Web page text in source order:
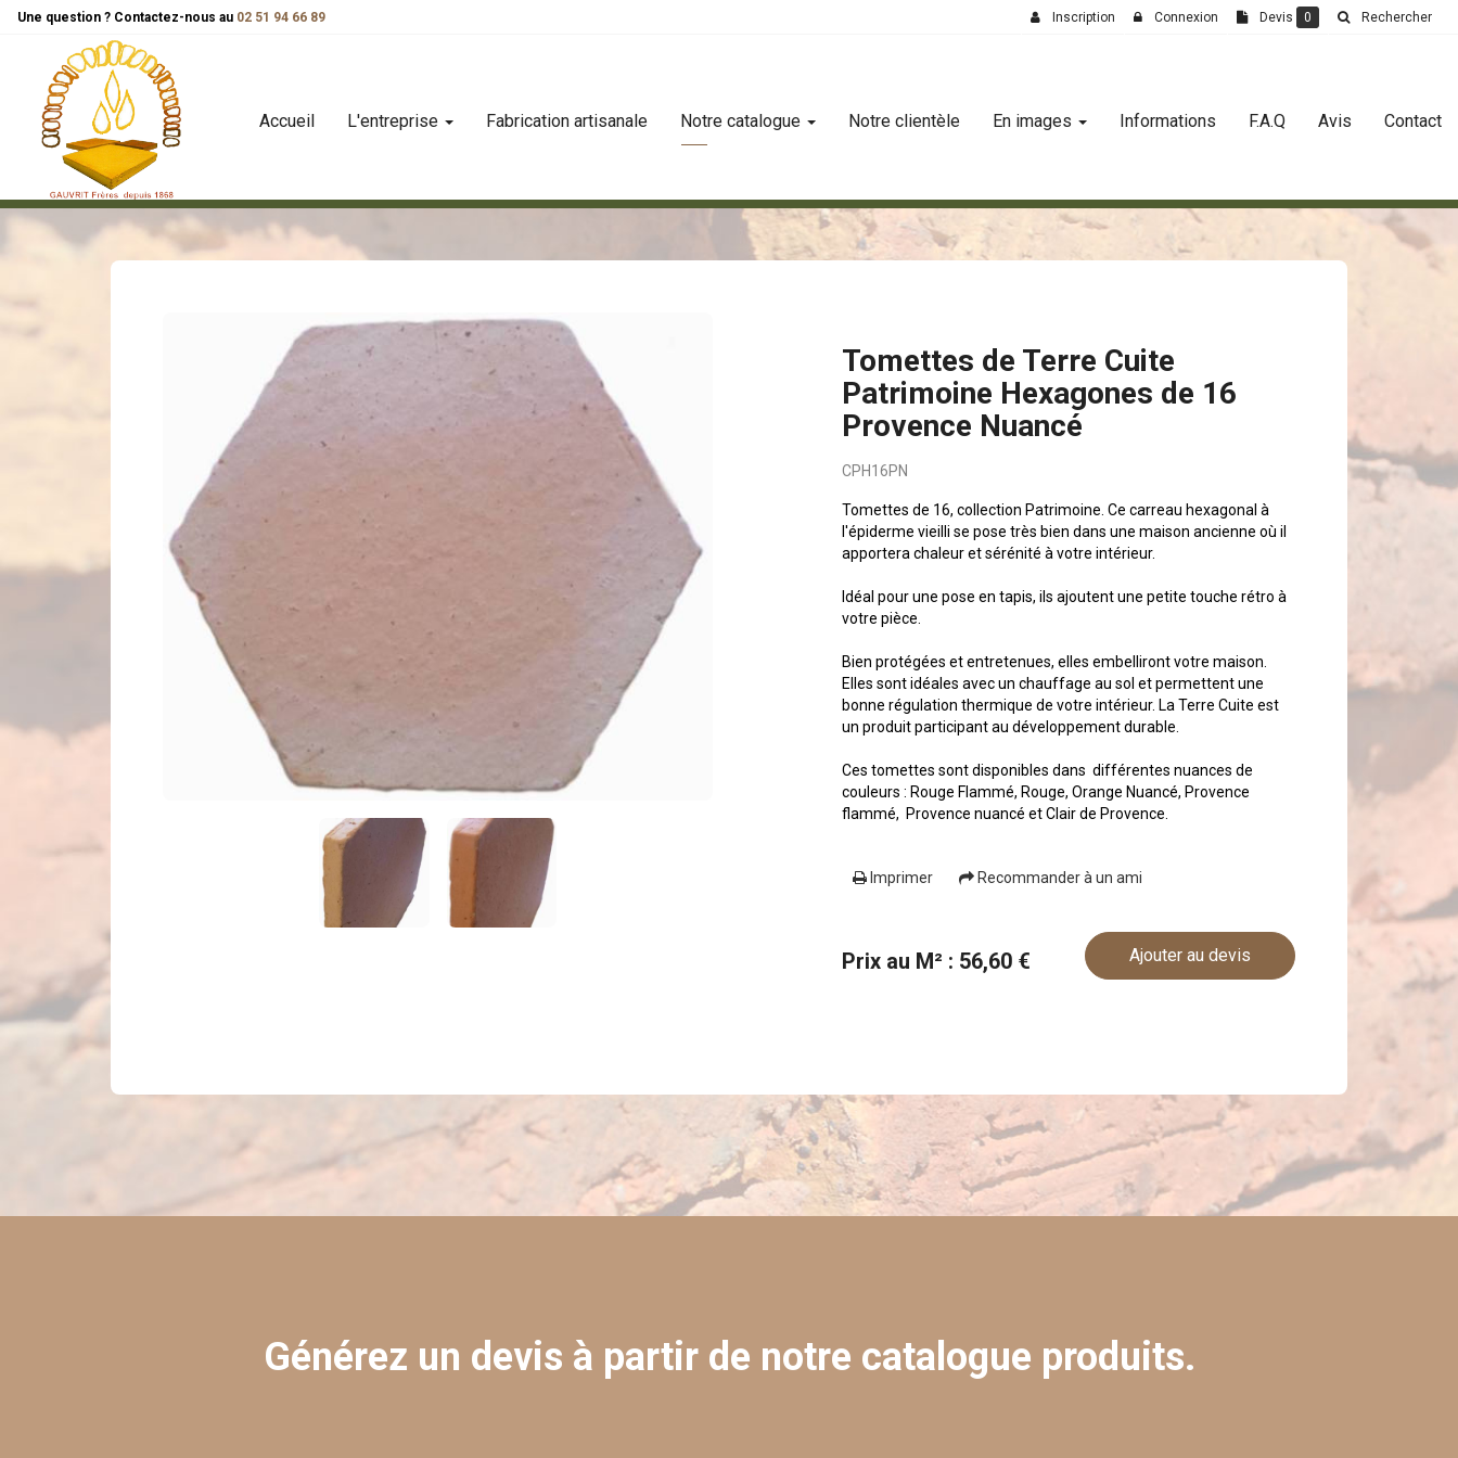
Accueil L'entreprise Fabrication artisanale Notre catalogue Notre clientèle En images Informations F.A.Q Avis Contact
carreaux carreau patrimoine tomettes de terre cuite patrimoine hexagones de 16 provence nuancé
Tomettes de Terre Cuite
Patrimoine Hexagones de 16
Provence Nuancé
CPH16PN
Tomettes de 16, collection Patrimoine. Ce carreau hexagonal à
l'épiderme vieilli se pose très bien dans une maison ancienne où il
apportera chaleur et sérénité à votre intérieur.
Idéal pour une pose en tapis, ils ajoutent une petite touche rétro à
votre pièce.
Bien protégées et entretenues, elles embelliront votre maison.
Elles sont idéales avec un chauffage au sol et permettent une
bonne régulation thermique de votre intérieur. La Terre Cuite est
un produit participant au développement durable.
Ces tomettes sont disponibles dans différentes nuances de
couleurs : Rouge Flammé, Rouge, Orange Nuancé, Provence
flammé, Provence nuancé et Clair de Provence.
Imprimer Recommander à un ami
Prix au M² : 56,60 € Ajouter au devis
Une question ? Contactez-nous au 02 51 94 66 89 Inscription Connexion Devis 0 Rechercher
Générez un devis à partir de notre catalogue produits.
Panneau de gestion des cookies